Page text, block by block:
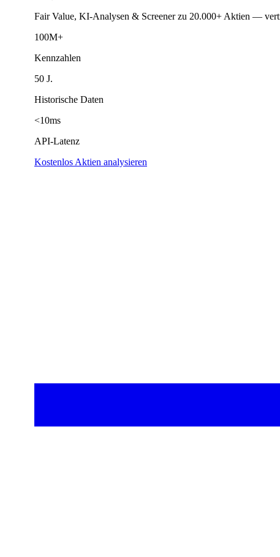
Fair Value, KI-Analysen & Screener zu 20.000+ Aktien —
100M+
Kennzahlen
50 J.
Historische Daten
<10ms
API-Latenz
Kostenlos Aktien analysieren